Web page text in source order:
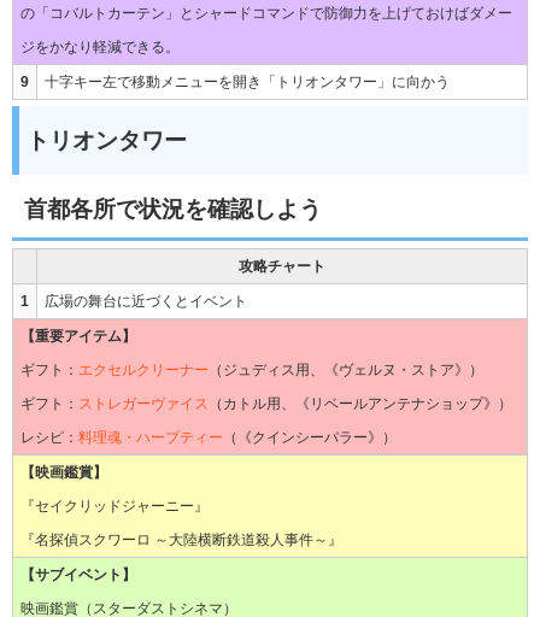
の「コバルトカーテン」とシャードコマンドで防御力を上げておけばダメー
ジをかなり軽減できる。
9 十字キー左で移動メニューを開き「トリオンタワー」に向かう
トリオンタワー
首都各所で状況を確認しよう
攻略チャート
1 広場の舞台に近づくとイベント
【重要アイテム】
ギフト： エクセルクリーナー （ジュディス用、《ヴェルヌ・ストア》）
ギフト： ストレガーヴァイス （カトル用、《リベールアンテナショップ》）
レシピ： 料理魂・ハーブティー （《クインシーパラー》）
【映画鑑賞】
『セイクリッドジャーニー』
『名探偵スクワーロ ～大陸横断鉄道殺人事件～』
【サブイベント】
映画鑑賞（スターダストシネマ）